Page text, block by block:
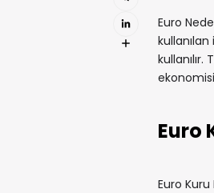
Euro
Euro
Euro